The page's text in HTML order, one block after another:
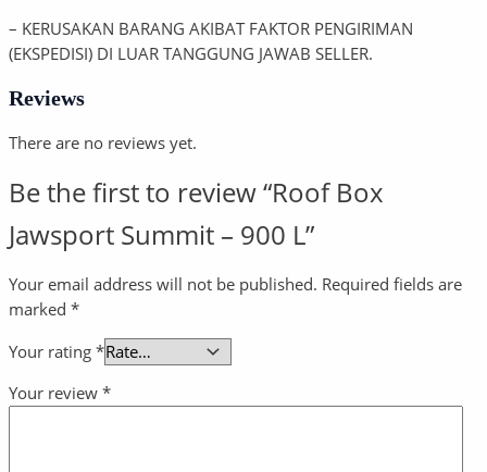
– KERUSAKAN BARANG AKIBAT FAKTOR PENGIRIMAN
(EKSPEDISI) DI LUAR TANGGUNG JAWAB SELLER.
Reviews
There are no reviews yet.
Be the first to review “Roof Box
Jawsport Summit – 900 L”
Your email address will not be published. Required fields are
marked *
Your rating *
Your review *